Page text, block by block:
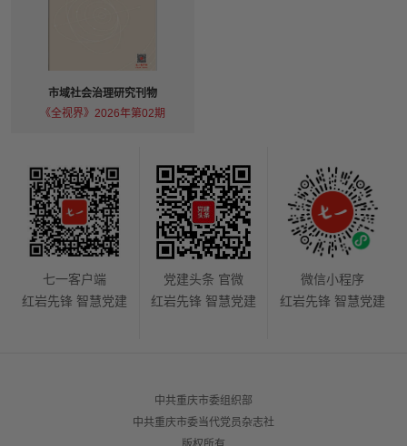
市域社会治理研究刊物
《全视界》2026年第02期
七一客户端
红岩先锋 智慧党建
党建头条 官微
红岩先锋 智慧党建
微信小程序
红岩先锋 智慧党建
中共重庆市委组织部
中共重庆市委当代党员杂志社